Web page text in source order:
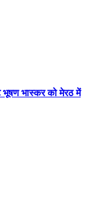
भूषण भास्कर को मेरठ में